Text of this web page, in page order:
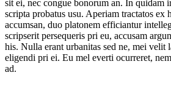
sit ei, nec congue bonorum an. In quidam
scripta probatus usu. Aperiam tractatos ex
accumsan, duo platonem efficiantur
scripserit persequeris pri eu, accusam
his. Nulla erant urbanitas sed ne, mei velit
eligendi pri ei. Eu mel everti ocurreret,
ad.